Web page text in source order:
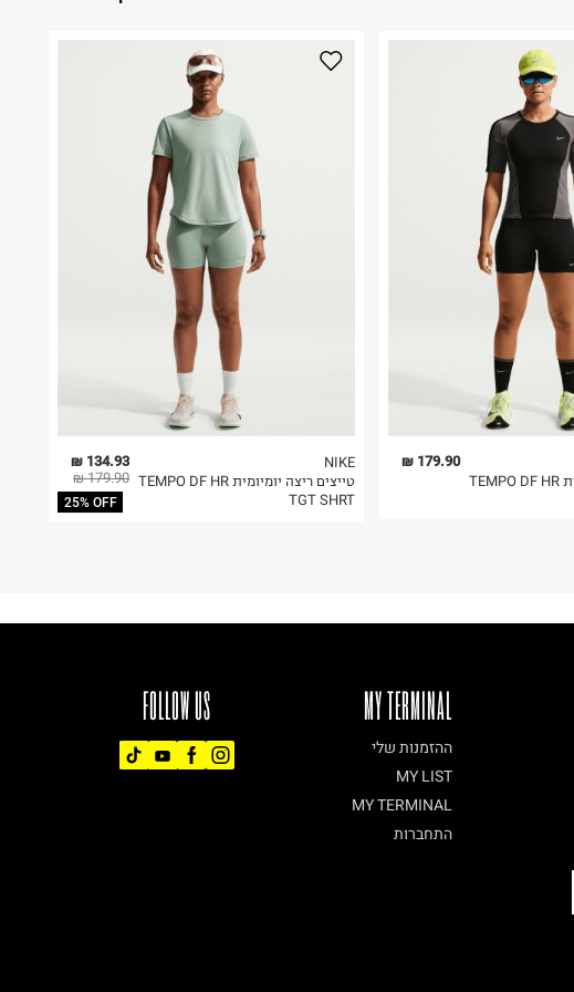
134.93 ₪
179.90 ₪
25% OFF
NIKE
טייצים ריצה יומיומית TEMPO DF HR
TGT SHRT
179.90 ₪
טייצים ריצה יומיומית TEMPO DF HR
FOLLOW US MY TERMINAL
ההזמנות שלי
MY LIST
MY TERMINAL
התחברות